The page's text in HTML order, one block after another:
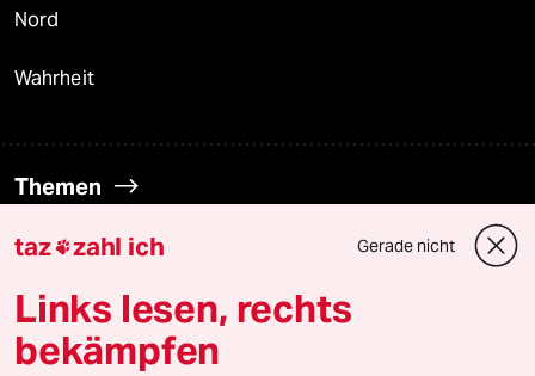
Nord
Wahrheit
Themen
Bergsteigen
USA unter Trump
taz zahl ich Gerade nicht
Links lesen, rechts
bekämpfen